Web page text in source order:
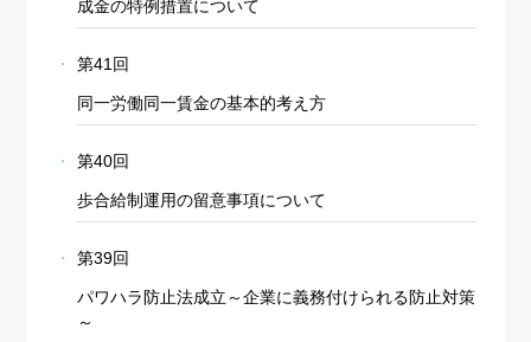
成金の特例措置について
第41回
同一労働同一賃金の基本的考え方
第40回
歩合給制運用の留意事項について
第39回
パワハラ防止法成立～企業に義務付けられる防止対策
～